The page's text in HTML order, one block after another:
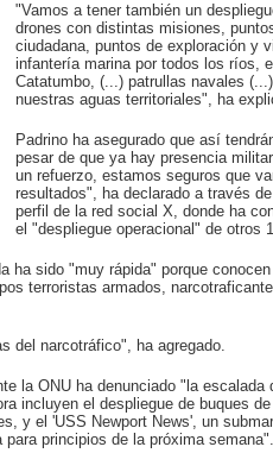
"Vamos a tener también un
drones con distintas misiones,
ciudadana, puntos de exploración y
infantería marina por todos los ríos,
Catatumbo, (...) patrullas navales
nuestras aguas territoriales", ha
Padrino ha asegurado que así
pesar de que ya hay presencia
un refuerzo, estamos seguros que
resultados", ha declarado a través
perfil de la red social X, donde ha
el "despliegue operacional" de otros
ha sido "muy rápida" porque
terroristas armados,
del narcotráfico", ha agregado.
la ONU ha denunciado "la
incluyen el despliegue de buques
y el 'USS Newport News', un
principios de la próxima semana".